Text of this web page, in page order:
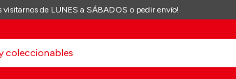
visitarnos de LUNES a SÁBADOS o pedir envío!